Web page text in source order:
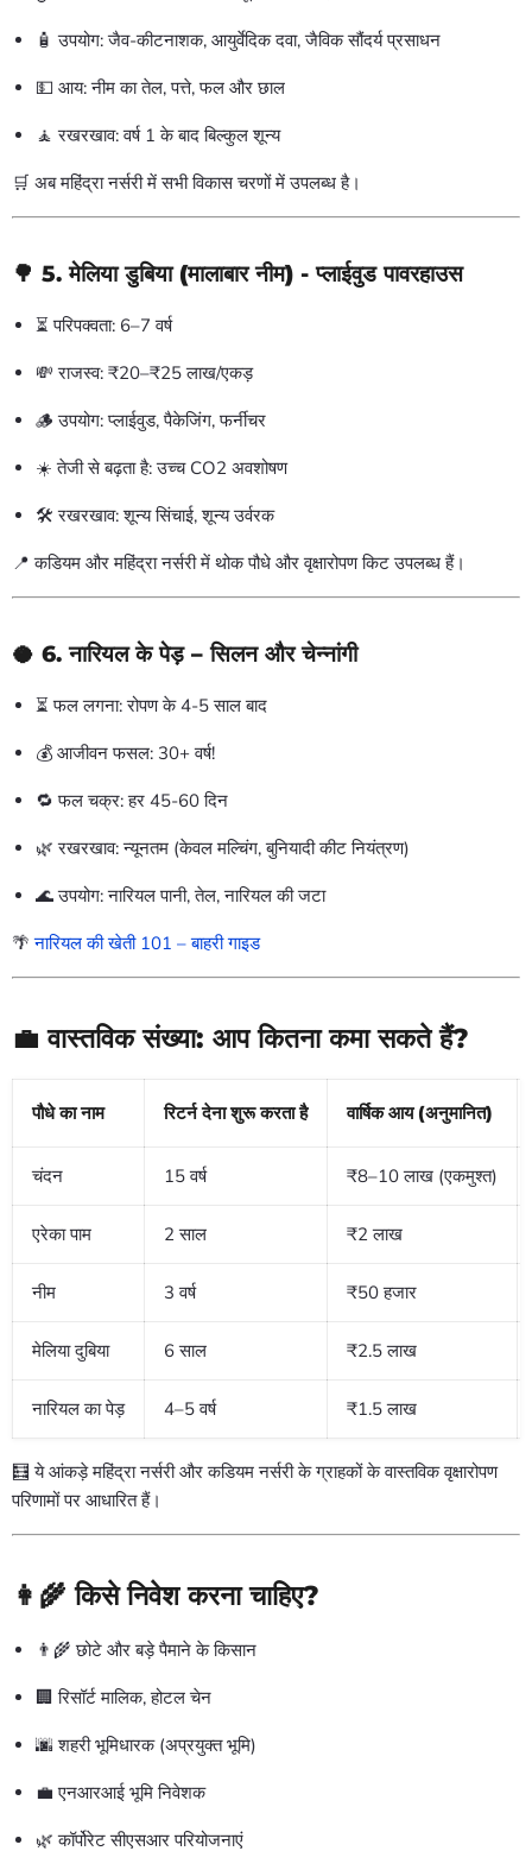
🧴 उपयोग: जैव-कीटनाशक, आयुर्वेदिक दवा, जैविक सौंदर्य प्रसाधन
💵 आय: नीम का तेल, पत्ते, फल और छाल
🧘 रखरखाव: वर्ष 1 के बाद बिल्कुल शून्य
🛒 अब महिंद्रा नर्सरी में सभी विकास चरणों में उपलब्ध है।
🌳 5. मेलिया डुबिया (मालाबार नीम) - प्लाईवुड पावरहाउस
⏳ परिपक्वता: 6–7 वर्ष
💸 राजस्व: ₹20–₹25 लाख/एकड़
🪵 उपयोग: प्लाईवुड, पैकेजिंग, फर्नीचर
☀️ तेजी से बढ़ता है: उच्च CO2 अवशोषण
🛠️ रखरखाव: शून्य सिंचाई, शून्य उर्वरक
📍 कडियम और महिंद्रा नर्सरी में थोक पौधे और वृक्षारोपण किट उपलब्ध हैं।
🥥 6. नारियल के पेड़ – सिलन और चेन्नांगी
⏳ फल लगना: रोपण के 4-5 साल बाद
💰 आजीवन फसल: 30+ वर्ष!
🔁 फल चक्र: हर 45-60 दिन
🌿 रखरखाव: न्यूनतम (केवल मल्चिंग, बुनियादी कीट नियंत्रण)
🌊 उपयोग: नारियल पानी, तेल, नारियल की जटा
🌴 नारियल की खेती 101 – बाहरी गाइड
💼 वास्तविक संख्या: आप कितना कमा सकते हैं?
पौधे का नाम रिटर्न देना शुरू करता है वार्षिक आय (अनुमानित)
चंदन 15 वर्ष ₹8–10 लाख (एकमुश्त)
एरेका पाम 2 साल ₹2 लाख
नीम 3 वर्ष ₹50 हजार
मेलिया दुबिया 6 साल ₹2.5 लाख
नारियल का पेड़ 4–5 वर्ष ₹1.5 लाख
🧮 ये आंकड़े महिंद्रा नर्सरी और कडियम नर्सरी के ग्राहकों के वास्तविक वृक्षारोपण
परिणामों पर आधारित हैं।
👩🌾 किसे निवेश करना चाहिए?
👨🌾 छोटे और बड़े पैमाने के किसान
🏢 रिसॉर्ट मालिक, होटल चेन
🌆 शहरी भूमिधारक (अप्रयुक्त भूमि)
💼 एनआरआई भूमि निवेशक
🌿 कॉर्पोरेट सीएसआर परियोजनाएं